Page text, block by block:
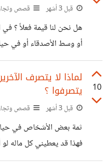
إصلاحها وتعويضها لكن
حيرة كبيرة.
بمقر عملي كلاهما نصحني
قبل 3 أشهر قصص
هل نحن لنا قيمة فعلاً ؟ في
أو وسط الأصدقاء أو في
لو قررت ليوم واحد أن
عودتي، حيث عمل لن
في حق نفسي لكن كشخص
10
لماذا لا يتصرف
يتصرفوا ؟
قبل 3 أشهر قصص
ثمة بعض الأشخاص في
فهذا قد يعطيني كل ماله
جواري و.....، ليس لأنني